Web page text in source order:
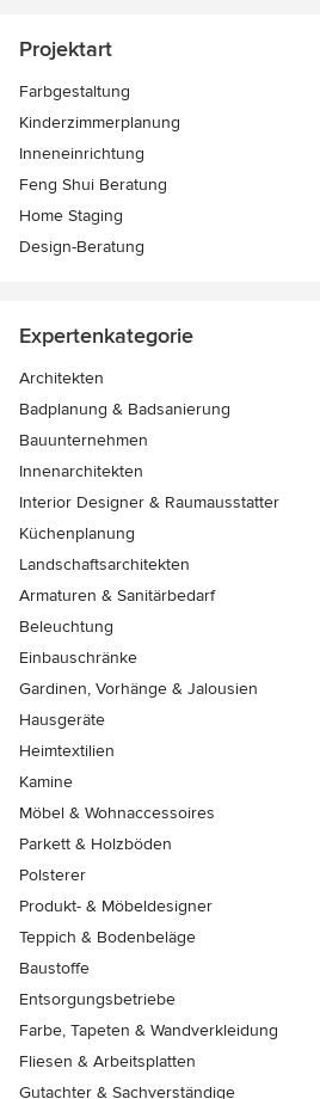
Projektart
Farbgestaltung
Kinderzimmerplanung
Inneneinrichtung
Feng Shui Beratung
Home Staging
Design-Beratung
Expertenkategorie
Architekten
Badplanung & Badsanierung
Bauunternehmen
Innenarchitekten
Interior Designer & Raumausstatter
Küchenplanung
Landschaftsarchitekten
Armaturen & Sanitärbedarf
Beleuchtung
Einbauschränke
Gardinen, Vorhänge & Jalousien
Hausgeräte
Heimtextilien
Kamine
Möbel & Wohnaccessoires
Parkett & Holzböden
Polsterer
Produkt- & Möbeldesigner
Teppich & Bodenbeläge
Baustoffe
Entsorgungsbetriebe
Farbe, Tapeten & Wandverkleidung
Fliesen & Arbeitsplatten
Gutachter & Sachverständige